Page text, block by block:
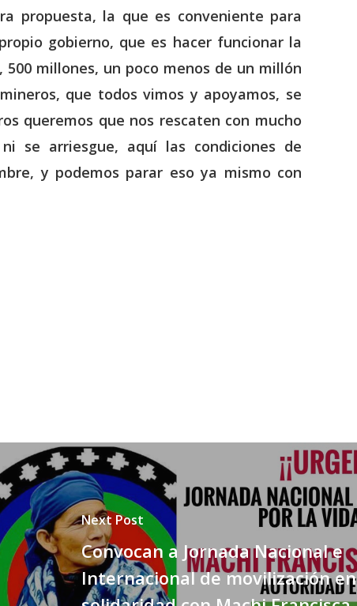
propuesta, la que es conveniente para
gobierno, que es hacer funcionar la
millones, un poco menos de un millón
que todos vimos y apoyamos, se
queremos que nos rescaten con mucho
se arriesgue, aquí las condiciones de
y podemos parar eso ya mismo con
Next Post
Convocan a Jornada Nacional e
Internacional de movilización en